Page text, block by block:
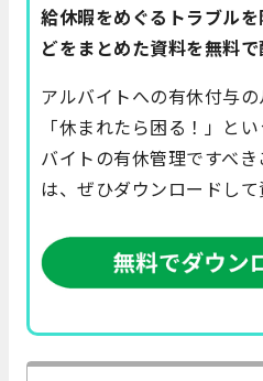
給休暇をめぐるトラブル
どをまとめた資料を無料で
アルバイトへの有休付与の
「休まれたら困る！」と
バイトの有休管理ですべ
は、ぜひダウンロードして